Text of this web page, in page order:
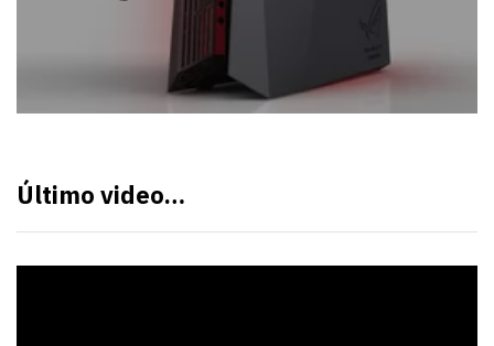
Último video…